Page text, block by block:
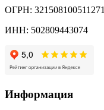
ОГРН: 321508100511271
ИНН: 502809443074
Информация